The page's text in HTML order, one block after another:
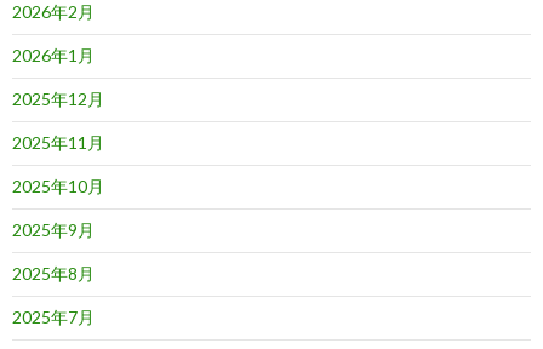
2026年2月
2026年1月
2025年12月
2025年11月
2025年10月
2025年9月
2025年8月
2025年7月